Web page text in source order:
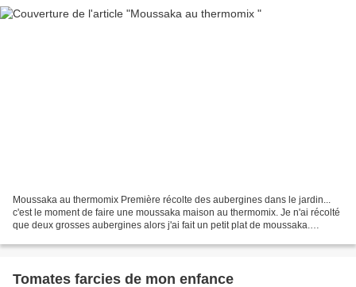
Moussaka au thermomix Première récolte des aubergines dans le jardin...
c'est le moment de faire une moussaka maison au thermomix. Je n'ai récolté
que deux grosses aubergines alors j'ai fait un petit plat de moussaka.
Tomates farcies de mon enfance